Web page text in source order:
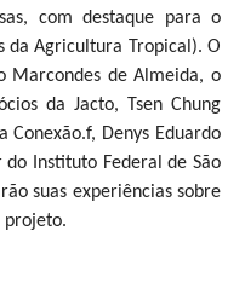
com destaque para o
da Agricultura Tropical). O
Marcondes de Almeida, o
da Jacto, Tsen Chung
Conexão.f, Denys Eduardo
Instituto Federal de São
suas experiências sobre
projeto.